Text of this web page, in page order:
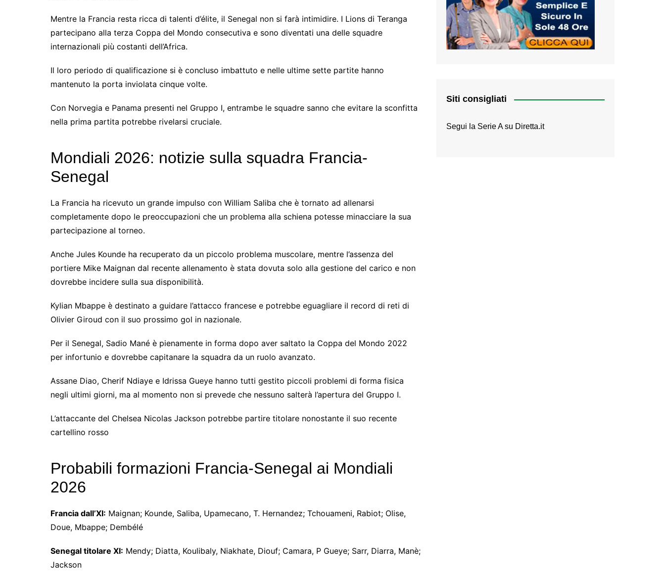
Mentre la Francia resta ricca di talenti d’élite, il Senegal non si farà intimidire. I Lions di Teranga
partecipano alla terza Coppa del Mondo consecutiva e sono diventati una delle squadre
internazionali più costanti dell’Africa.
Il loro periodo di qualificazione si è concluso imbattuto e nelle ultime sette partite hanno
mantenuto la porta inviolata cinque volte.
Con Norvegia e Panama presenti nel Gruppo I, entrambe le squadre sanno che evitare la sconfitta
nella prima partita potrebbe rivelarsi cruciale.
Mondiali 2026: notizie sulla squadra Francia-
Senegal
La Francia ha ricevuto un grande impulso con William Saliba che è tornato ad allenarsi
completamente dopo le preoccupazioni che un problema alla schiena potesse minacciare la sua
partecipazione al torneo.
Anche Jules Kounde ha recuperato da un piccolo problema muscolare, mentre l’assenza del
portiere Mike Maignan dal recente allenamento è stata dovuta solo alla gestione del carico e non
dovrebbe incidere sulla sua disponibilità.
Kylian Mbappe è destinato a guidare l’attacco francese e potrebbe eguagliare il record di reti di
Olivier Giroud con il suo prossimo gol in nazionale.
Per il Senegal, Sadio Mané è pienamente in forma dopo aver saltato la Coppa del Mondo 2022
per infortunio e dovrebbe capitanare la squadra da un ruolo avanzato.
Assane Diao, Cherif Ndiaye e Idrissa Gueye hanno tutti gestito piccoli problemi di forma fisica
negli ultimi giorni, ma al momento non si prevede che nessuno salterà l’apertura del Gruppo I.
L’attaccante del Chelsea Nicolas Jackson potrebbe partire titolare nonostante il suo recente
cartellino rosso
Probabili formazioni Francia-Senegal ai Mondiali
2026
Francia dall’XI: Maignan; Kounde, Saliba, Upamecano, T. Hernandez; Tchouameni, Rabiot; Olise,
Doue, Mbappe; Dembélé
Senegal titolare XI: Mendy; Diatta, Koulibaly, Niakhate, Diouf; Camara, P Gueye; Sarr, Diarra, Manè;
Jackson
Siti consigliati
Segui la Serie A su Diretta.it